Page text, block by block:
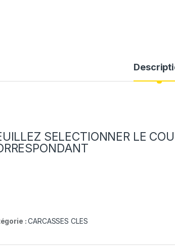
SELECTIONNER LE
:CARCASSES CLES